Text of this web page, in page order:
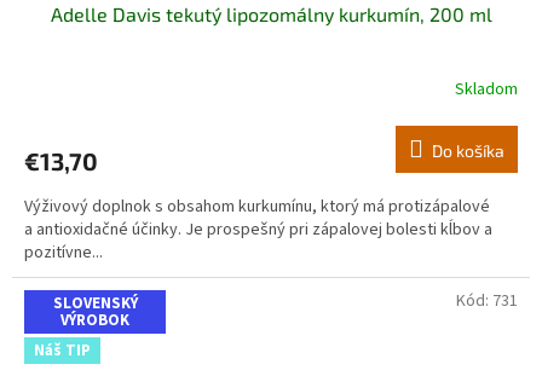
Adelle Davis tekutý lipozomálny kurkumín, 200 ml
Skladom
€13,70 Do košíka
Výživový doplnok s obsahom kurkumínu, ktorý má protizápalové
a antioxidačné účinky. Je prospešný pri zápalovej bolesti kĺbov a
pozitívne...
SLOVENSKÝ
VÝROBOK
Náš TIP
Kód: 731